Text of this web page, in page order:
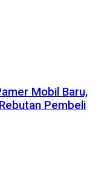
Mobil Baru,
Pembeli